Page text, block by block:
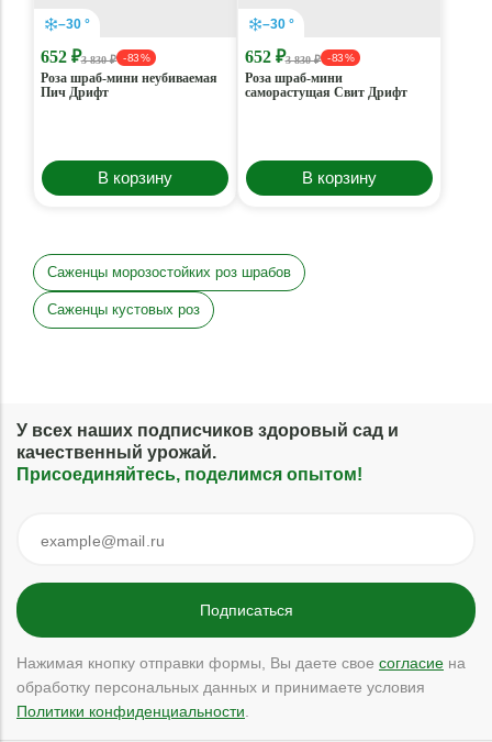
–30 °
652 ₽3 830 ₽ - 83 %
Роза шраб-мини неубиваемая
Пич Дрифт
В корзину
–30 °
652 ₽3 830 ₽ - 83 %
Роза шраб-мини
саморастущая Свит Дрифт
В корзину
Саженцы морозостойких роз шрабов
Саженцы кустовых роз
У всех наших подписчиков здоровый сад и
качественный урожай.
Присоединяйтесь, поделимся опытом!
Нажимая кнопку отправки формы, Вы даете свое согласие на
обработку персональных данных и принимаете условия
Политики конфиденциальности